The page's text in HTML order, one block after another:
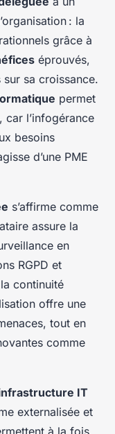
: la
grâce à
éprouvés,
sa croissance.
permet
l’infogérance
besoins
d’une PME
s’affirme comme
assure la
en
RGPD et
continuité
offre une
tout en
comme
IT
externalisée et